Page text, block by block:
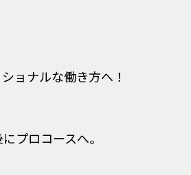
ョナルな働き方へ！
プロコースへ。